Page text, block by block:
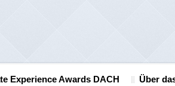
Experience Awards DACH
Über